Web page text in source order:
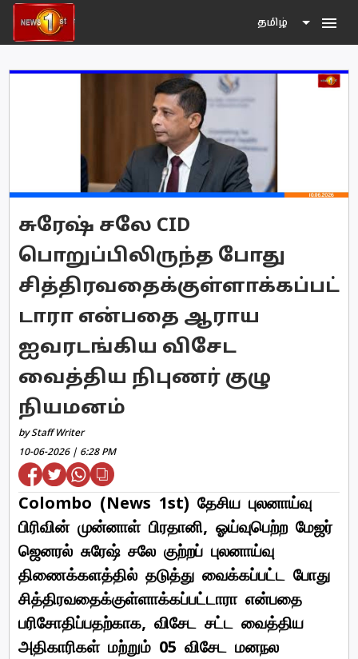
தமிழ் menu
சுரேஷ் சலே CID
பொறுப்பிலிருந்த போது
சித்திரவதைக்குள்ளாக்கப்பட்
டாரா என்பதை ஆராய
ஐவரடங்கிய விசேட
வைத்திய நிபுணர் குழு
நியமனம்
by Staff Writer
10-06-2026 | 6:28 PM
Colombo (News 1st) தேசிய புலனாய்வு
பிரிவின் முன்னாள் பிரதானி, ஓய்வுபெற்ற மேஜர்
ஜெனரல் சுரேஷ் சலே குற்றப் புலனாய்வு
திணைக்களத்தில் தடுத்து வைக்கப்பட்ட போது
சித்திரவதைக்குள்ளாக்கப்பட்டாரா என்பதை
பரிசோதிப்பதற்காக, விசேட சட்ட வைத்திய
அதிகாரிகள் மற்றும் 05 விசேட மனநல